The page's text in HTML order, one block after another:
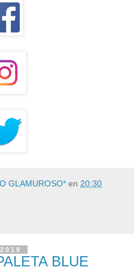
GLAMUROSO* en 20:30
BLUE